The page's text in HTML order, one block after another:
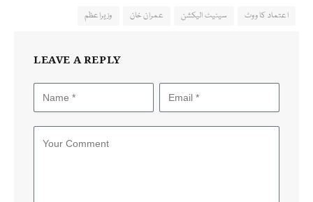
اعتماد کا ووٹ سینیٹ الیکشن عمران خان وزیراعظم
LEAVE A REPLY